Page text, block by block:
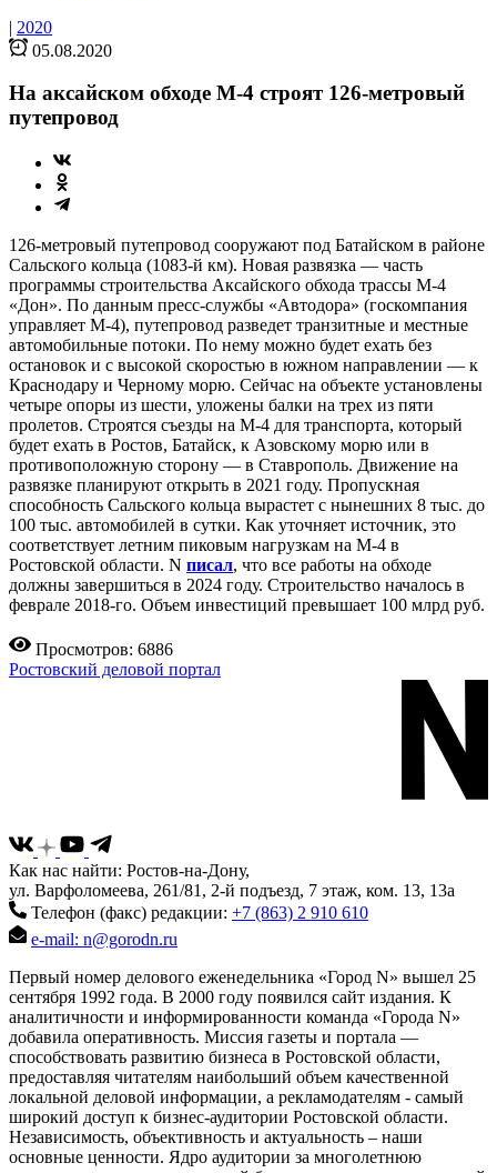
| 2020
05.08.2020
На аксайском обходе М-4 строят 126-метровый
путепровод
126-метровый путепровод сооружают под Батайском в районе
Сальского кольца (1083-й км). Новая развязка — часть
программы строительства Аксайского обхода трассы М-4
«Дон». По данным пресс-службы «Автодора» (госкомпания
управляет М-4), путепровод разведет транзитные и местные
автомобильные потоки. По нему можно будет ехать без
остановок и с высокой скоростью в южном направлении — к
Краснодару и Черному морю. Сейчас на объекте установлены
четыре опоры из шести, уложены балки на трех из пяти
пролетов. Строятся съезды на М-4 для транспорта, который
будет ехать в Ростов, Батайск, к Азовскому морю или в
противоположную сторону — в Ставрополь. Движение на
развязке планируют открыть в 2021 году. Пропускная
способность Сальского кольца вырастет с нынешних 8 тыс. до
100 тыс. автомобилей в сутки. Как уточняет источник, это
соответствует летним пиковым нагрузкам на М-4 в
Ростовской области. N писал, что все работы на обходе
должны завершиться в 2024 году. Строительство началось в
феврале 2018-го. Объем инвестиций превышает 100 млрд руб.
Просмотров: 6886
Ростовский деловой портал
Как нас найти: Ростов-на-Дону,
ул. Варфоломеева, 261/81, 2-й подъезд, 7 этаж, ком. 13, 13а
Телефон (факс) редакции: +7 (863) 2 910 610
e-mail: n@gorodn.ru
Первый номер делового еженедельника «Город N» вышел 25
сентября 1992 года. В 2000 году появился сайт издания. К
аналитичности и информированности команда «Города N»
добавила оперативность. Миссия газеты и портала —
способствовать развитию бизнеса в Ростовской области,
предоставляя читателям наибольший объем качественной
локальной деловой информации, а рекламодателям - самый
широкий доступ к бизнес-аудитории Ростовской области.
Независимость, объективность и актуальность – наши
основные ценности. Ядро аудитории за многолетнюю